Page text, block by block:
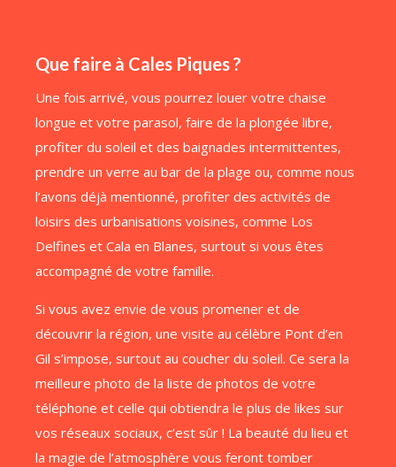
Que faire à Cales Piques ?
Une fois arrivé, vous pourrez louer votre chaise
longue et votre parasol, faire de la plongée libre,
profiter du soleil et des baignades intermittentes,
prendre un verre au bar de la plage ou, comme nous
l’avons déjà mentionné, profiter des activités de
loisirs des urbanisations voisines, comme Los
Delfines et Cala en Blanes, surtout si vous êtes
accompagné de votre famille.
Si vous avez envie de vous promener et de
découvrir la région, une visite au célèbre Pont d’en
Gil s’impose, surtout au coucher du soleil. Ce sera la
meilleure photo de la liste de photos de votre
téléphone et celle qui obtiendra le plus de likes sur
vos réseaux sociaux, c’est sûr ! La beauté du lieu et
la magie de l’atmosphère vous feront tomber